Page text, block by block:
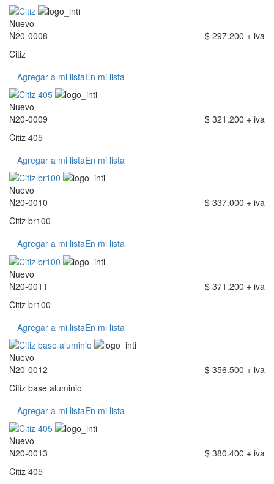
Nuevo
N20-0008
$ 297.200 + iva
Citiz
Agregar a mi listaEn mi lista
Nuevo
N20-0009
$ 321.200 + iva
Citiz 405
Agregar a mi listaEn mi lista
Nuevo
N20-0010
$ 337.000 + iva
Citiz br100
Agregar a mi listaEn mi lista
Nuevo
N20-0011
$ 371.200 + iva
Citiz br100
Agregar a mi listaEn mi lista
Nuevo
N20-0012
$ 356.500 + iva
Citiz base aluminio
Agregar a mi listaEn mi lista
Nuevo
N20-0013
$ 380.400 + iva
Citiz 405